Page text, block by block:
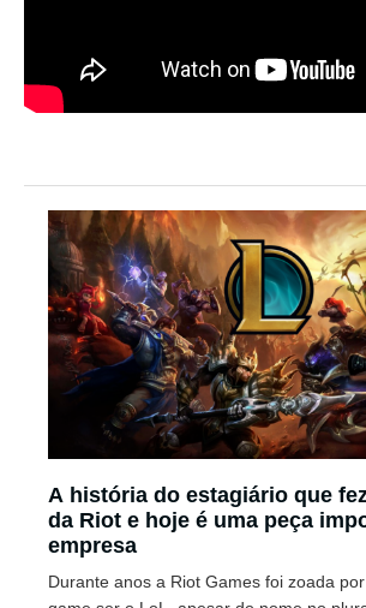
A história do estagiário que
da Riot e hoje é uma peça
empresa
Durante anos a Riot Games foi zoada